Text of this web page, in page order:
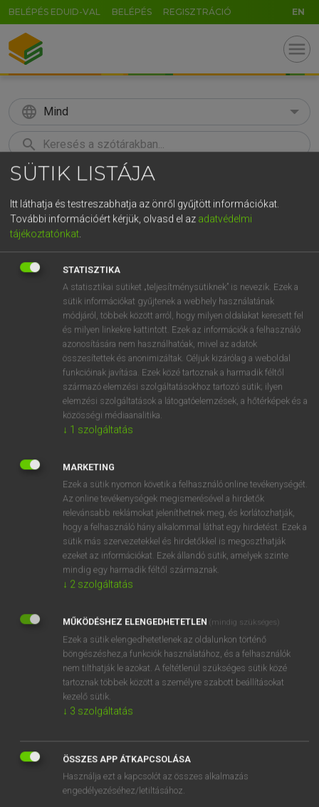
BELÉPÉS EDUID-VAL BELÉPÉS REGISZTRÁCIÓ EN
menu
language Mind
search
KERESÉS
Európai uniós terminológiai szótár
VAN ELŐFIZETÉSED?
Van előfizetésem a teljes szócikk megtekintéséhez.
BELÉPÉS
NINCS ELŐFIZETÉSED?
Nincs regisztrációm és előfizetésem. A szótár 2 órás,
díjmentes próbaverziójának elindításához regisztrálok és
belépek.
REGISZTRÁCIÓ
EURÓPAI UNIÓS TERMINOLÓGIAI SZÓTÁR
Kapcsolódó anyagok
minősített dokumentumok
minősített hímivarú tenyészállat
minősített információ
SÜTIK LISTÁJA
Itt láthatja és testreszabhatja az önről gyűjtött információkat.
További információért kérjük, olvasd el az adatvédelmi
tájékoztatónkat.
STATISZTIKA
A statisztikai sütiket „teljesítménysütiknek” is nevezik. Ezek a
sütik információkat gyűjtenek a webhely használatának
módjáról, többek között arról, hogy milyen oldalakat keresett fel
és milyen linkekre kattintott. Ezek az információk a felhasználó
azonosítására nem használhatóak, mivel az adatok
összesítettek és anonimizáltak. Céljuk kizárólag a weboldal
funkcióinak javítása. Ezek közé tartoznak a harmadik féltől
származó elemzési szolgáltatásokhoz tartozó sütik; ilyen
elemzési szolgáltatások a látogatóelemzések, a hőtérképek és a
közösségi médiaanalitika.
↓ 1 szolgáltatás
MARKETING
Ezek a sütik nyomon követik a felhasználó online tevékenységét.
Az online tevékenységek megismerésével a hirdetők
relevánsabb reklámokat jeleníthetnek meg, és korlátozhatják,
hogy a felhasználó hány alkalommal láthat egy hirdetést. Ezek a
sütik más szervezetekkel és hirdetőkkel is megoszthatják
ezeket az információkat. Ezek állandó sütik, amelyek szinte
mindig egy harmadik féltől származnak.
↓ 2 szolgáltatás
MŰKÖDÉSHEZ ELENGEDHETETLEN (mindig szükséges)
Ezek a sütik elengedhetetlenek az oldalunkon történő
böngészéshez,a funkciók használatához, és a felhasználók
nem tilthatják le azokat. A feltétlenül szükséges sütik közé
tartoznak többek között a személyre szabott beállításokat
kezelő sütik.
↓ 3 szolgáltatás
ÖSSZES APP ÁTKAPCSOLÁSA
Használja ezt a kapcsolót az összes alkalmazás
engedélyezéséhez/letiltásához.
GR
t z u i o p
g h j k l é á ű Ω
n m , . AltGr